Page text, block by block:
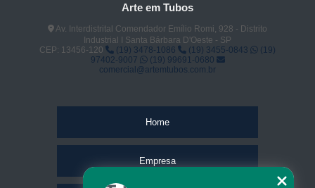
Arte em Tubos
Av. Interdistrital Comendador Emílio Romi, 928 - Distrito
Industrial I Santa Bárbara D'Oeste - SP
CEP: 13456-120
(19) 3478-1086 (19) 3455-0843
(19)
97402-9007
(19) 99691-0680
comercial@artemtubos.com.br
Home
Empresa